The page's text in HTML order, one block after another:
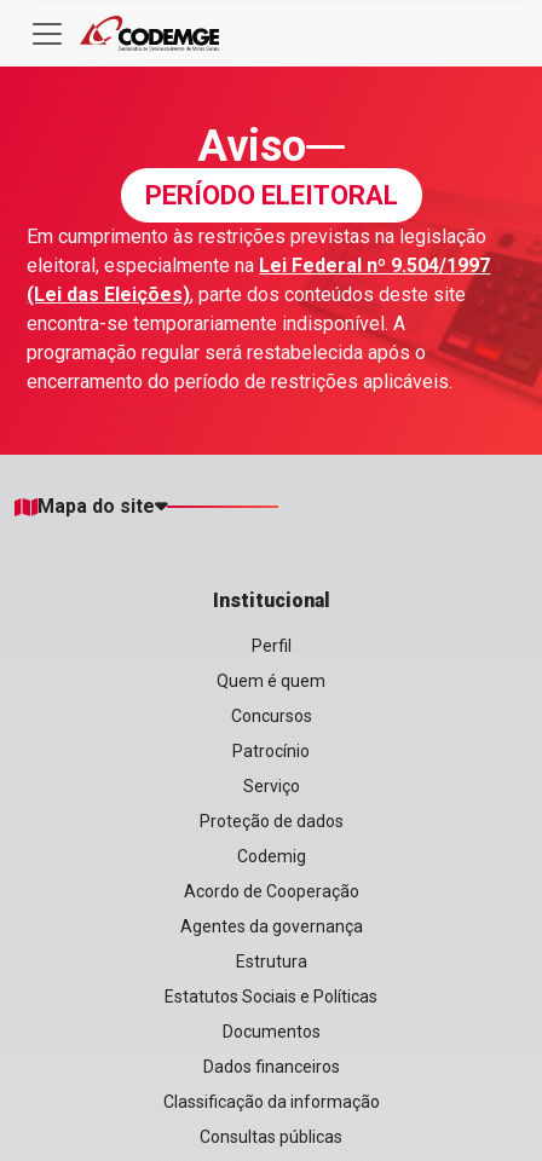
Aviso
PERÍODO ELEITORAL
Em cumprimento às restrições previstas na legislação
eleitoral, especialmente na Lei Federal nº 9.504/1997
(Lei das Eleições), parte dos conteúdos deste site
encontra-se temporariamente indisponível. A
programação regular será restabelecida após o
encerramento do período de restrições aplicáveis.
Mapa do site
Institucional
Perfil
Quem é quem
Concursos
Patrocínio
Serviço
Proteção de dados
Codemig
Acordo de Cooperação
Agentes da governança
Estrutura
Estatutos Sociais e Políticas
Documentos
Dados financeiros
Classificação da informação
Consultas públicas